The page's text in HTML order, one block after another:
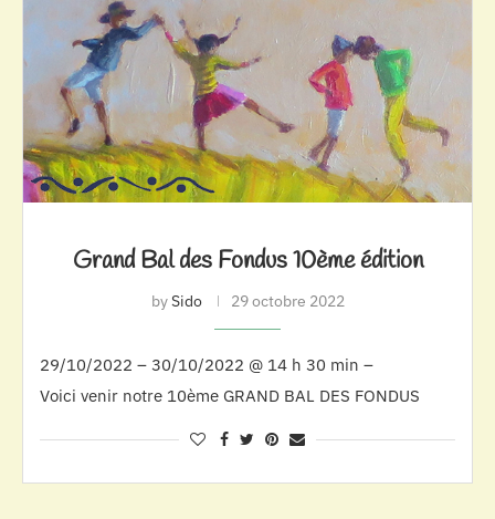
Grand Bal des Fondus 10ème édition
bySido 29 octobre 2022
29/10/2022 – 30/10/2022 @ 14 h 30 min –
Voici venir notre 10ème GRAND BAL DES FONDUS